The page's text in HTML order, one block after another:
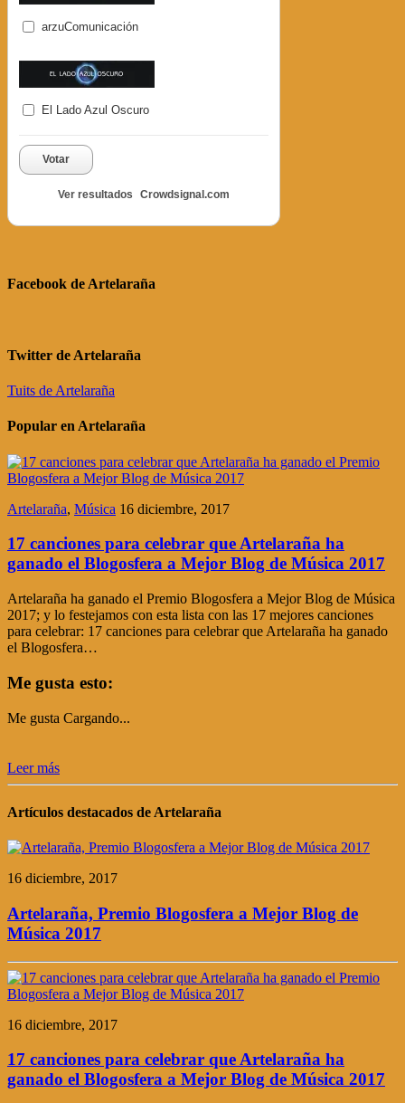
arzuComunicación
El Lado Azul Oscuro
Votar
Ver resultados Crowdsignal.com
Facebook de Artelaraña
Twitter de Artelaraña
Tuits de Artelaraña
Popular en Artelaraña
Artelaraña, Música 16 diciembre, 2017
17 canciones para celebrar que Artelaraña ha
ganado el Blogosfera a Mejor Blog de Música 2017
Artelaraña ha ganado el Premio Blogosfera a Mejor Blog de Música
2017; y lo festejamos con esta lista con las 17 mejores canciones
para celebrar: 17 canciones para celebrar que Artelaraña ha ganado
el Blogosfera…
Me gusta esto:
Me gusta Cargando...
Leer más
Artículos destacados de Artelaraña
16 diciembre, 2017
Artelaraña, Premio Blogosfera a Mejor Blog de
Música 2017
16 diciembre, 2017
17 canciones para celebrar que Artelaraña ha
ganado el Blogosfera a Mejor Blog de Música 2017